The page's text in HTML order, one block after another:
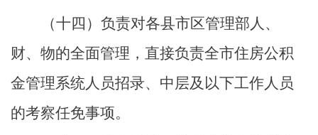
（十四）负责对各县市区管理部人、
财、物的全面管理，直接负责全市住房公积
金管理系统人员招录、中层及以下工作人员
的考察任免事项。